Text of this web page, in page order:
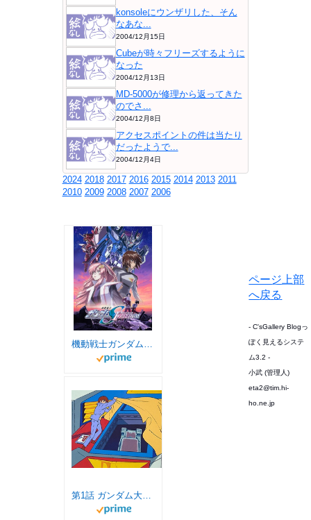
konsoleにウンザリした、そん
なあな...
2004/12月15日
Cubeが時々フリーズするように
なった
2004/12月13日
MD-5000が修理から返ってきた
のでさ...
2004/12月8日
アクセスポイントの件は当たり
だったようで...
2004/12月4日
2024 2018 2017 2016 2015 2014 2013 2011
2010 2009 2008 2007 2006
第1話 ガンダム大地に立つ!!
ページ上部
へ戻る
- C'sGallery Blogっ
ぽく見えるシステ
ム3.2 -
小武 (管理人)
eta2@tim.hi-
ho.ne.jp